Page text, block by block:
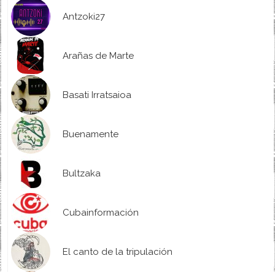
Antzoki27
Arañas de Marte
Basati Irratsaioa
Buenamente
Bultzaka
Cubainformación
El canto de la tripulación